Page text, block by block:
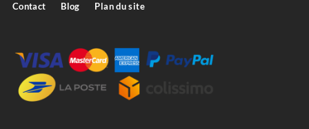
Contact Blog Plan du site